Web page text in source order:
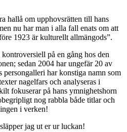
hallå om upphovsrätten till hans
nu har man i alla fall enats om att
1923 är kulturellt allmängods”.
på en gång hos den
sedan 2004 har ungefär 20 av
persongalleri har konstiga namn som
nagelfars och analyseras i
fokuserar på hans ymnighetshorn
nog rabbla både titlar och
i verken!
jag ut er ur luckan!